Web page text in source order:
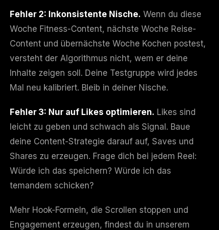
Fehler 2: Inkonsistente Nische. Wenn du diese
Woche Fitness-Content, nächste Woche Reise-
Content und übernächste Woche Kochen postest,
versteht der Algorithmus nicht, wem er deine
Inhalte zeigen soll. Deine Testgruppe wird jedes
Mal neu kalibriert. Bleib in deiner Nische.
Fehler 3: Nur auf Likes optimieren. Likes sind
leicht zu geben und schwach als Signal. Baue
deine Content-Strategie darauf auf, Saves und
Shares zu erzeugen. Frage dich bei jedem Reel:
Würde ich das speichern? Würde ich das
temandem schicken?
Mehr Hook-Formeln, die Scrollen stoppen und
Engagement erzeugen, findest du in unserem